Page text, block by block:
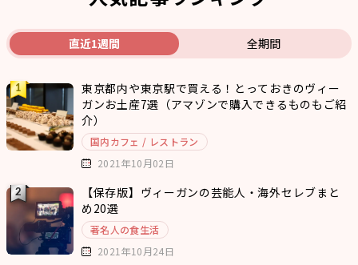
直近1週間 全期間
東京都内や東京駅で買える！とっておきのヴィー
ガンお土産7選（アマゾンで購入できるものもご紹
介）
国内カフェ / レストラン
2021年10月02日
【保存版】ヴィーガンの芸能人・海外セレブまと
め20選
著名人の食生活
2021年10月24日